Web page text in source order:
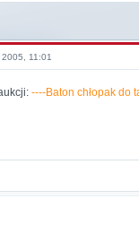
2005, 11:01
----Baton chłopak do